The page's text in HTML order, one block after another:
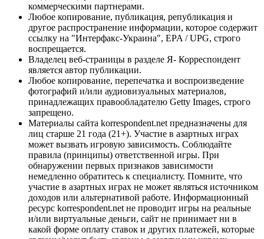
коммерческими партнерами.
Любое копирование, публикация, републикация и
другое распространение информации, которое содержит
ссылку на "Интерфакс-Украина", EPA / UPG, строго
воспрещается.
Владелец веб-страницы в разделе Я- Корреспондент
является автор публикации.
Любое копирование, перепечатка и воспроизведение
фотографий и/или аудиовизуальных материалов,
принадлежащих правообладателю Getty Images, строго
запрещено.
Материалы сайта korrespondent.net предназначены для
лиц старше 21 года (21+). Участие в азартных играх
может вызвать игровую зависимость. Соблюдайте
правила (принципы) ответственной игры. При
обнаружении первых признаков зависимости
немедленно обратитесь к специалисту. Помните, что
участие в азартных играх не может являться источником
доходов или альтернативой работе. Информационный
ресурс korrespondent.net не проводит игры на реальные
и/или виртуальные деньги, сайт не принимает ни в
какой форме оплату ставок и других платежей, которые